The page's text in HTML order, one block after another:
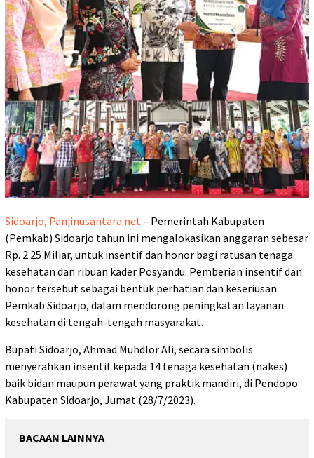
Sidoarjo, Panjinusantara.net– Pemerintah Kabupaten
(Pemkab) Sidoarjo tahun ini mengalokasikan anggaran sebesar
Rp. 2.25 Miliar, untuk insentif dan honor bagi ratusan tenaga
kesehatan dan ribuan kader Posyandu. Pemberian insentif dan
honor tersebut sebagai bentuk perhatian dan keseriusan
Pemkab Sidoarjo, dalam mendorong peningkatan layanan
kesehatan di tengah-tengah masyarakat.
Bupati Sidoarjo, Ahmad Muhdlor Ali, secara simbolis
menyerahkan insentif kepada 14 tenaga kesehatan (nakes)
baik bidan maupun perawat yang praktik mandiri, di Pendopo
Kabupaten Sidoarjo, Jumat (28/7/2023).
BACAAN LAINNYA